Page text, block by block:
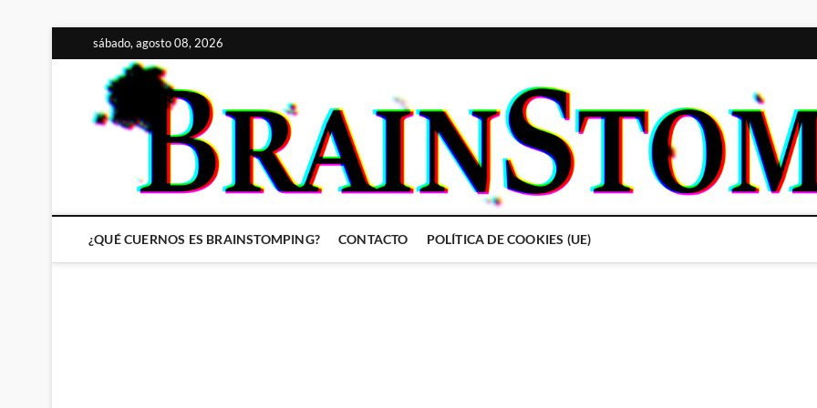
al
contenido
sábado, agosto 08, 2026
¿QUÉ CUERNOS ES BRAINSTOMPING? CONTACTO POLÍTICA DE COOKIES (UE)